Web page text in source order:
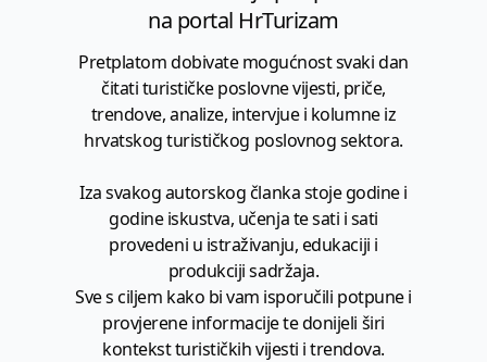
na portal HrTurizam
Pretplatom dobivate mogućnost svaki dan
čitati turističke poslovne vijesti, priče,
trendove, analize, intervjue i kolumne iz
hrvatskog turističkog poslovnog sektora.
Iza svakog autorskog članka stoje godine i
godine iskustva, učenja te sati i sati
provedeni u istraživanju, edukaciji i
produkciji sadržaja.
Sve s ciljem kako bi vam isporučili potpune i
provjerene informacije te donijeli širi
kontekst turističkih vijesti i trendova.